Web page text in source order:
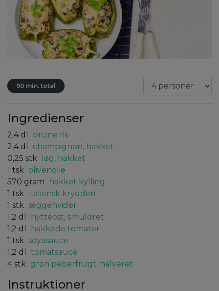
90 min. total
Ingredienser
2,4 dl
brune ris
2,4 dl
champignon, hakket
0,25 stk
løg, hakket
1 tsk olivenolie
570 gram
hakket kylling
1 tsk italiensk krydderi
1 stk æggehvider
1,2 dl
hytteost, smuldret
1,2 dl
hakkede tomater
1 tsk soyasauce
1,2 dl
tomatsauce
4 stk grøn peberfrugt, halveret
Instruktioner